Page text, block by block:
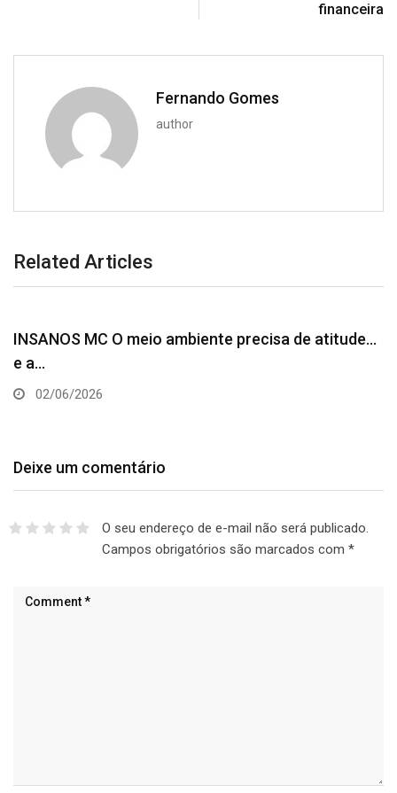
financeira
Fernando Gomes
author
Related Articles
INSANOS MC O meio ambiente precisa de atitude…
e a…
02/06/2026
Deixe um comentário
O seu endereço de e-mail não será publicado.
Campos obrigatórios são marcados com *